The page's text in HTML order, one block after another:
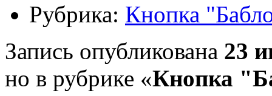
Рубрика: Кнопка
Запись опубликована 23
но в рубрике «Кнопка